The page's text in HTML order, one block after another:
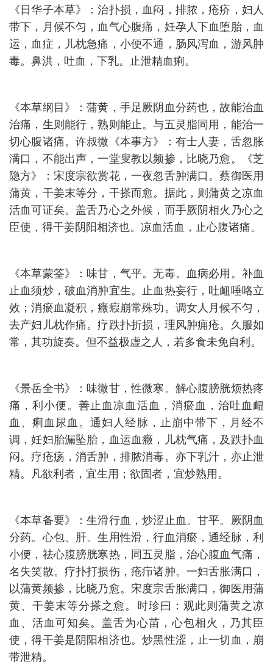
《日华子本草》：治扑损，血闷，排脓，疮疥，妇人
带下，月候不匀，血气心腹痛，妊孕人下血堕胎，血
运，血症，儿枕急痛，小便不通，肠风泻血，游风肿
毒。鼻洪，吐血，下乳。止泄精血痢。
《本草纲目》：蒲黄，手足厥阴血分药也，故能治血
治痛，生则能行，熟则能止。与五灵脂同用，能治一
切心腹诸痛。许叔微《本事方》：有士人妻，舌忽胀
满口，不能出声，一堂叟教以频掺，比晓乃愈。《芝
隐方》：宋度宗欲赏花，一夜忽舌肿满口。蔡御医用
蒲黄，干姜末等分，干搽而愈。据此，则蒲黄之凉血
活血可证矣。盖舌乃心之外候，而手厥阴相火乃心之
臣使，得干姜阴阳相济也。凉血活血，止心腹诸痛。
《本草蒙筌》：味甘，气平。无毒。血病必用。补血
止血须炒，破血消肿宜生。止血热妄行，吐衄唾咯立
效；消瘀血凝积，癥瘕崩常殊功。调女人月候不匀，
去产妇儿枕作痛。疗跌扑折损，理风肿痈疮。久服如
常，其功旋奏。但不益极虚之人，若多食未免自利。
《景岳全书》：味微甘，性微寒。解心腹膀胱烦热疼
痛，利小便。善止血凉血活血，消瘀血，治吐血衄
血、痢血尿血。通妇人经脉，止崩中带下，月经不
调，妊妇胎漏坠胎，血运血癥，儿枕气痛，及跌扑血
闷。疗疮疡，消舌肿，排脓消毒。亦下乳汁，亦止泄
精。凡欲利者，宜生用；欲固者，宜炒熟用。
《本草备要》：生滑行血，炒涩止血。甘平。厥阴血
分药。心包、肝。生用性滑，行血消瘀，通经脉，利
小便，祛心腹膀胱寒热，同五灵脂，治心腹血气痛，
名失笑散。疗扑打损伤，疮疖诸肿。一妇舌胀满口，
以蒲黄频掺，比晓乃愈。宋度宗舌胀满口，御医用蒲
黄、干姜末等分搽之愈。时珍曰：观此则蒲黄之凉
血、活血可知矣。盖舌为心苗，心包相火，乃其臣
使，得干姜是阴阳相济也。炒黑性涩，止一切血，崩
带泄精。